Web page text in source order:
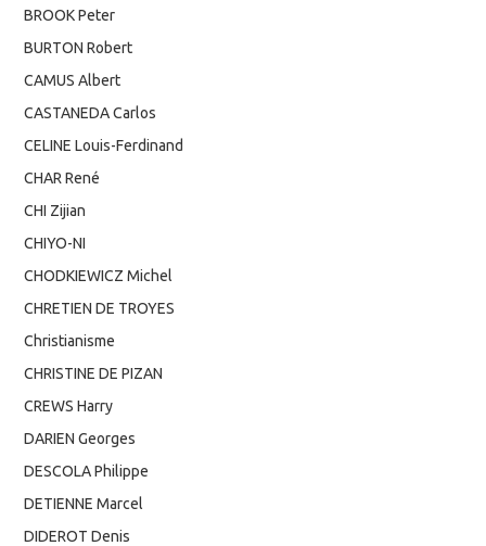
BROOK Peter
BURTON Robert
CAMUS Albert
CASTANEDA Carlos
CELINE Louis-Ferdinand
CHAR René
CHI Zijian
CHIYO-NI
CHODKIEWICZ Michel
CHRETIEN DE TROYES
Christianisme
CHRISTINE DE PIZAN
CREWS Harry
DARIEN Georges
DESCOLA Philippe
DETIENNE Marcel
DIDEROT Denis